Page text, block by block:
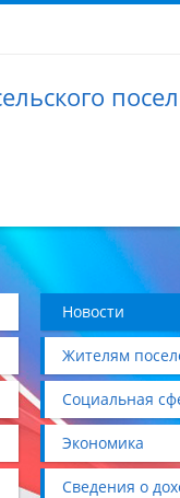
Новости
Жителям
Социальная
Экономика
Сведения о